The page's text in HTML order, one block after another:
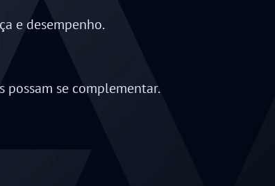
e desempenho.
se complementar.